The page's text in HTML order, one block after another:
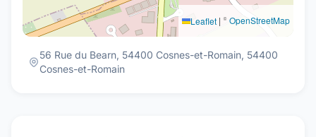
Leaflet | © OpenStreetMap
56 Rue du Bearn, 54400 Cosnes-et-Romain, 54400
Cosnes-et-Romain